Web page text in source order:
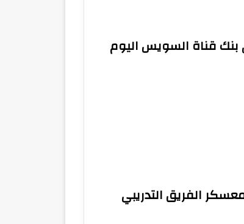
أمام الجنيه 50.97 في بنك قناة السويس اليوم
الفريق التدريبي